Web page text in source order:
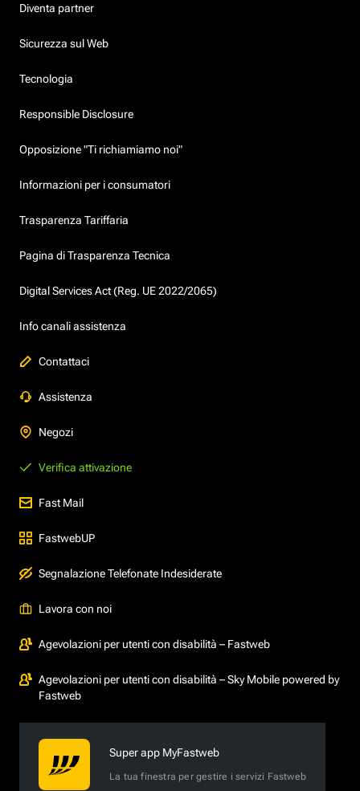
Diventa partner
Sicurezza sul Web
Tecnologia
Responsible Disclosure
Opposizione "Ti richiamiamo noi"
Informazioni per i consumatori
Trasparenza Tariffaria
Pagina di Trasparenza Tecnica
Digital Services Act (Reg. UE 2022/2065)
Info canali assistenza
Contattaci
Assistenza
Negozi
Verifica attivazione
Fast Mail
FastwebUP
Segnalazione Telefonate Indesiderate
Lavora con noi
Agevolazioni per utenti con disabilità – Fastweb
Agevolazioni per utenti con disabilità – Sky Mobile powered by
Fastweb
Super app MyFastweb
La tua finestra per gestire i servizi Fastweb